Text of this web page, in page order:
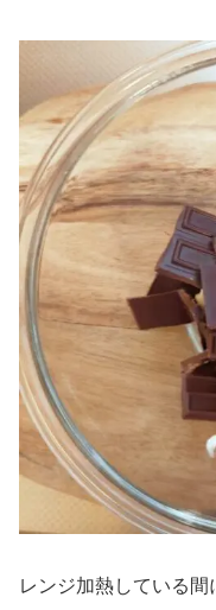
レンジ加熱している